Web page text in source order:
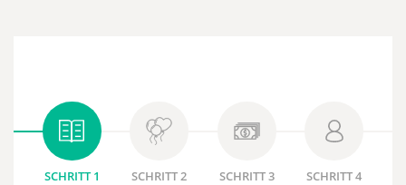
SCHRITT 1 SCHRITT 2 SCHRITT 3 SCHRITT 4